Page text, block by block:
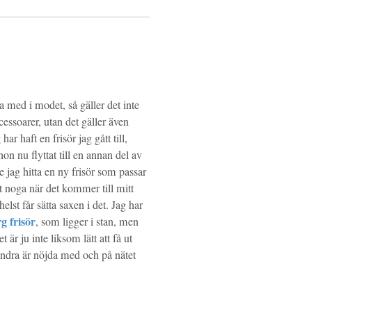
med i modet, så gäller det inte
utan det gäller även
har haft en frisör jag gått till,
nu flyttat till en annan del av
jag hitta en ny frisör som passar
noga när det kommer till mitt
får sätta saxen i det. Jag har
frisör, som ligger i stan, men
är ju inte liksom lätt att få ut
är nöjda med och på nätet